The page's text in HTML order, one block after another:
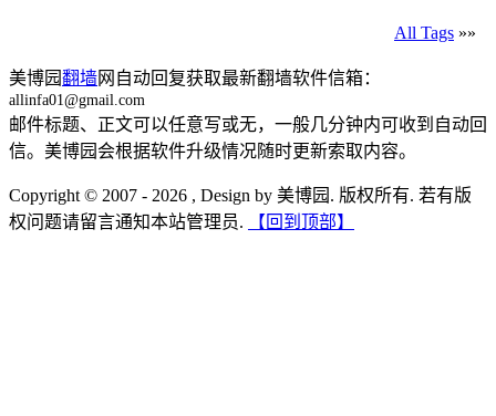
All Tags »»
美博园翻墙网自动回复获取最新翻墙软件信箱：
allinfa01@gmail.com
邮件标题、正文可以任意写或无，一般几分钟内可收到自动回
信。美博园会根据软件升级情况随时更新索取内容。
Copyright © 2007 - 2026 , Design by 美博园. 版权所有. 若有版
权问题请留言通知本站管理员.
【回到顶部】